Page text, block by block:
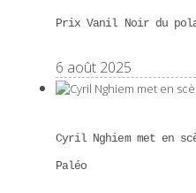
Prix Vanil Noir du
6 août 2025
Cyril Nghiem met en
Paléo